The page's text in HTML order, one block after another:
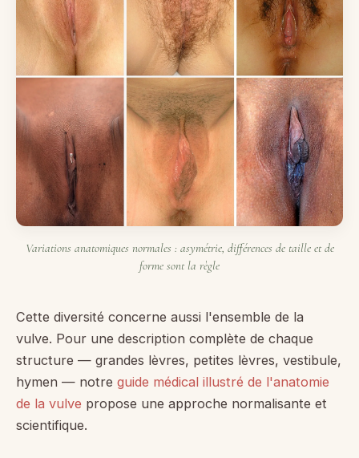
Variations anatomiques normales : asymétrie, différences de taille et de
forme sont la règle
Cette diversité concerne aussi l'ensemble de la
vulve. Pour une description complète de chaque
structure — grandes lèvres, petites lèvres, vestibule,
hymen — notre guide médical illustré de l'anatomie
de la vulve propose une approche normalisante et
scientifique.